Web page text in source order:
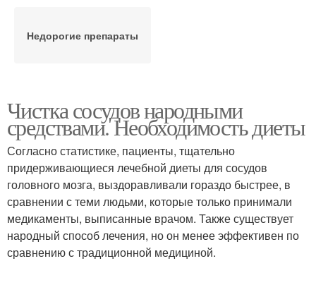
Недорогие препараты
Чистка сосудов народными
средствами. Необходимость диеты
Согласно статистике, пациенты, тщательно
придерживающиеся лечебной диеты для сосудов
головного мозга, выздоравливали гораздо быстрее, в
сравнении с теми людьми, которые только принимали
медикаменты, выписанные врачом. Также существует
народный способ лечения, но он менее эффективен по
сравнению с традиционной медициной.